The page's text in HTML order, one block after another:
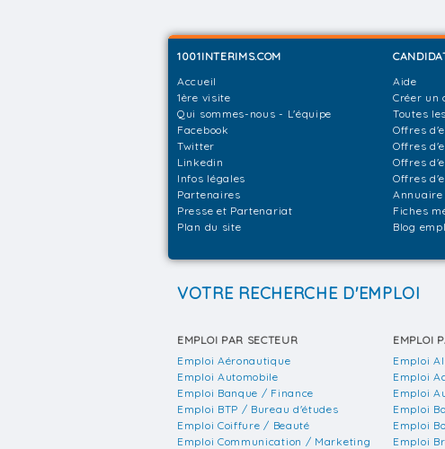
1001INTERIMS.COM
Accueil
1ère visite
Qui sommes-nous - L'équipe
Facebook
Twitter
Linkedin
Infos légales
Partenaires
Presse et Partenariat
Plan du site
Aide
Créer un
Toutes
Offres
Offres
Offres
Offres
Annuaire
Fiches
Blog
VOTRE RECHERCHE D'EMPLOI
EMPLOI PAR SECTEUR
Emploi Aéronautique
Emploi Automobile
Emploi Banque / Finance
Emploi BTP / Bureau d'études
Emploi Coiffure / Beauté
Emploi Communication / Marketing
EMPLOI
Emploi
Emploi
Emploi
Emploi
Emploi
Emploi